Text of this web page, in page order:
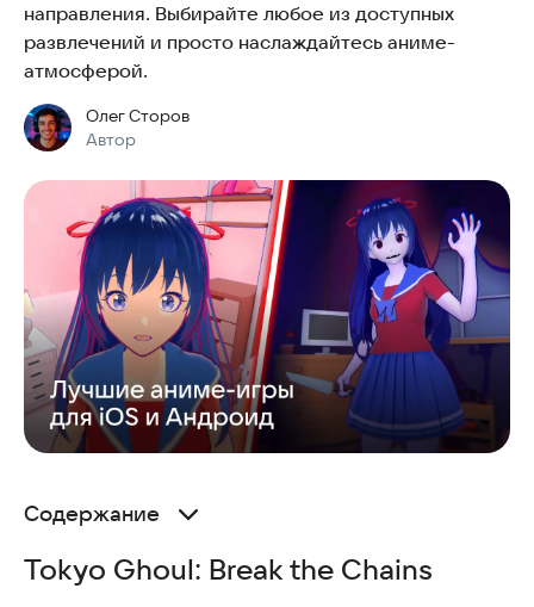
направления. Выбирайте любое из доступных
развлечений и просто наслаждайтесь аниме-
атмосферой.
Олег Сторов
Автор
Содержание
Запрет на любовь
Tokyo Ghoul: Break the Chains